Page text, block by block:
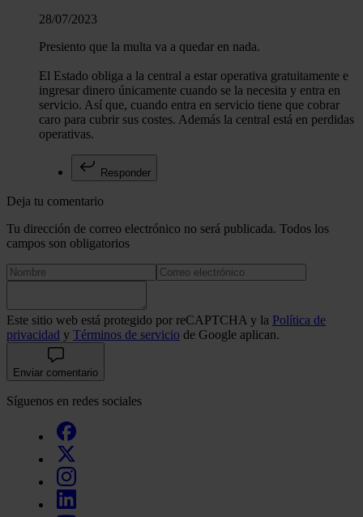
28/07/2023
Presiento que la multa va a quedar en nada.
El Estado obliga a la central a estar operativa gratuitamente e
ingresar dinero únicamente cuando se la necesita y entra en
servicio. Así que, cuando entra en servicio tiene que cobrar
caro para cubrir sus costes. Además la central está en perdidas
operativas.
Responder
Deja tu comentario
Tu dirección de correo electrónico no será publicada. Todos los
campos son obligatorios
Este sitio web está protegido por reCAPTCHA y la Política de
privacidad y Términos de servicio de Google aplican.
Enviar comentario
Síguenos en redes sociales